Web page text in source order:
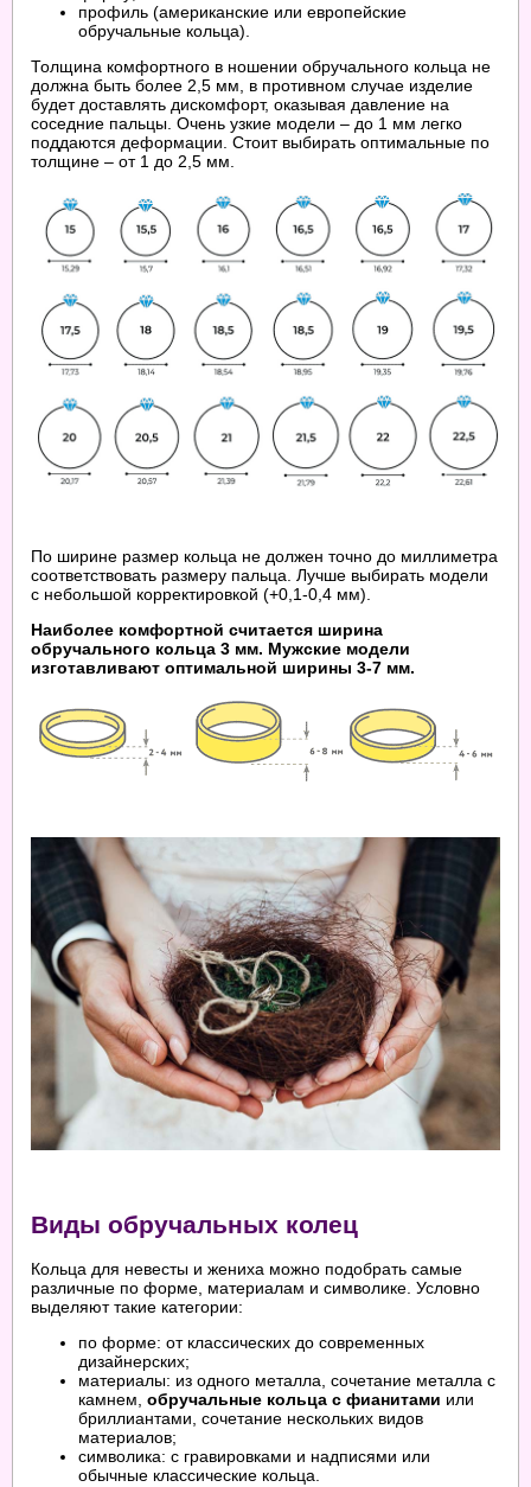
профиль (американские или европейские
обручальные кольца).
Толщина комфортного в ношении обручального кольца не
должна быть более 2,5 мм, в противном случае изделие
будет доставлять дискомфорт, оказывая давление на
соседние пальцы. Очень узкие модели – до 1 мм легко
поддаются деформации. Стоит выбирать оптимальные по
толщине – от 1 до 2,5 мм.
По ширине размер кольца не должен точно до миллиметра
соответствовать размеру пальца. Лучше выбирать модели
с небольшой корректировкой (+0,1-0,4 мм).
Наиболее комфортной считается ширина
обручального кольца 3 мм. Мужские модели
изготавливают оптимальной ширины 3-7 мм.
Виды обручальных колец
Кольца для невесты и жениха можно подобрать самые
различные по форме, материалам и символике. Условно
выделяют такие категории:
по форме: от классических до современных
дизайнерских;
материалы: из одного металла, сочетание металла с
камнем, обручальные кольца с фианитами или
бриллиантами, сочетание нескольких видов
материалов;
символика: с гравировками и надписями или
обычные классические кольца.